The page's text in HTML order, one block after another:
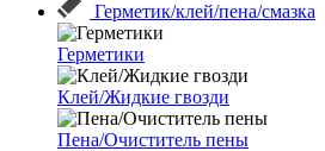
Герметик/клей/пена/смазка
Герметики
Клей/Жидкие гвозди
Пена/Очиститель пены